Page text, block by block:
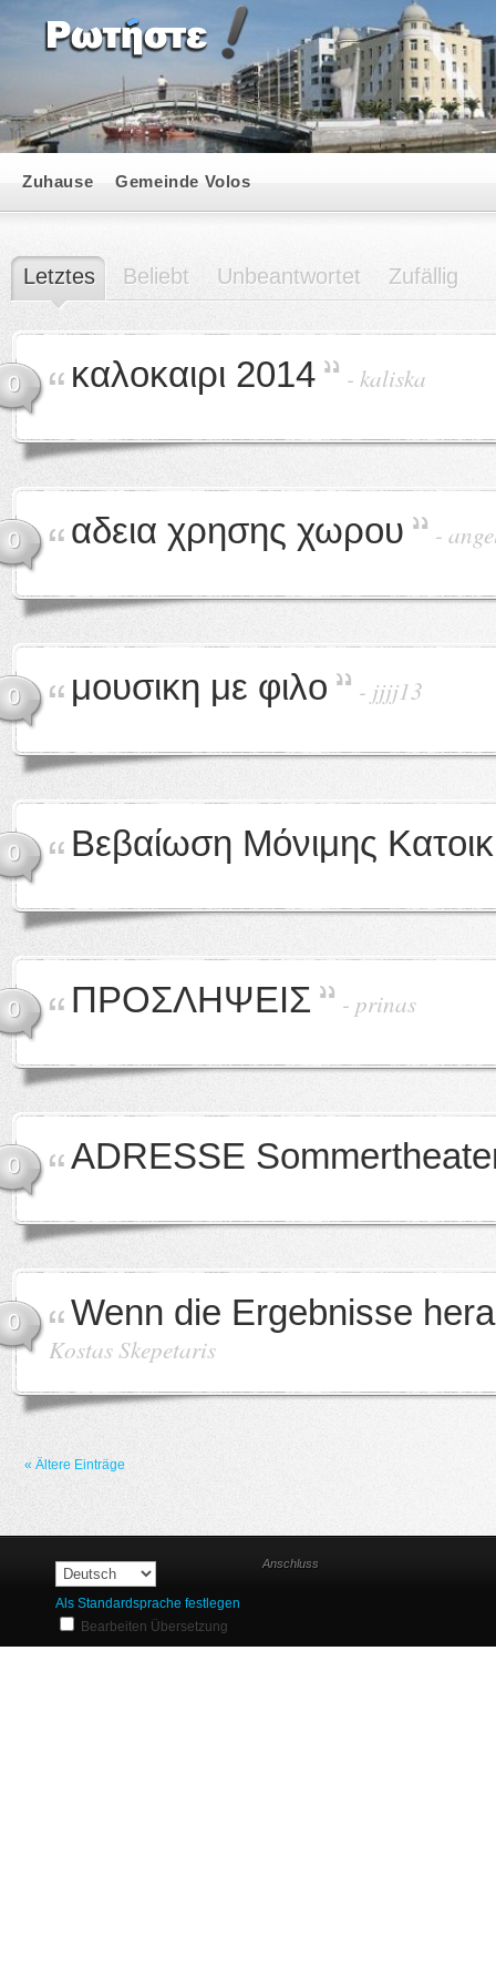
Zuhause Gemeinde Volos
Letztes Beliebt Unbeantwortet Zufällig
0 καλοκαιρι 2014 - kaliska
0 αδεια χρησης χωρου -
0 μουσικη με φιλο - jjjj13
0 Βεβαίωση Μόνιμης
0 ΠΡΟΣΛΗΨΕΙΣ - prinas
0 ADRESSE
0 Wenn die Ergebnisse
Kostas Skepetaris
« Ältere Einträge
Als Standardsprache festlegen
Bearbeiten Übersetzung
Anschluss